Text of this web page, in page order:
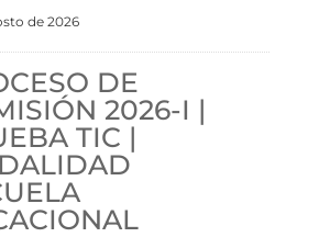
de 2026
DE
2026-I |
TIC |